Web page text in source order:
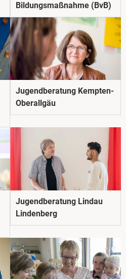
Bildungs­­maßnahme (BvB)
Jugendberatung Kempten-
Oberallgäu
Jugendberatung Lindau
Lindenberg